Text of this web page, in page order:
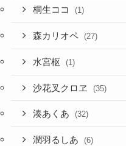
桐生ココ (1)
森カリオペ (27)
水宮枢 (1)
沙花叉クロヱ (35)
湊あくあ (32)
潤羽るしあ (6)